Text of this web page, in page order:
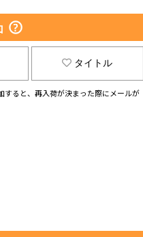
タイトル
ると、再入荷が決まった際にメールが